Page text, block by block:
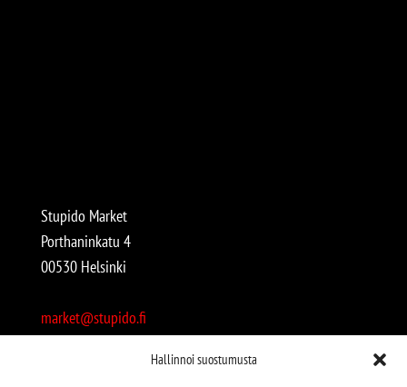
Hallinnoi suostumusta
Stupido Market
Porthaninkatu 4
00530 Helsinki
market@stupido.fi